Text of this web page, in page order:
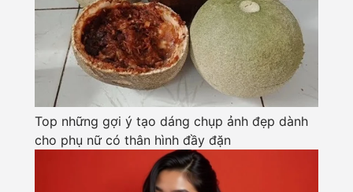
Top những gợi ý tạo dáng chụp ảnh đẹp dành
cho phụ nữ có thân hình đầy đặn